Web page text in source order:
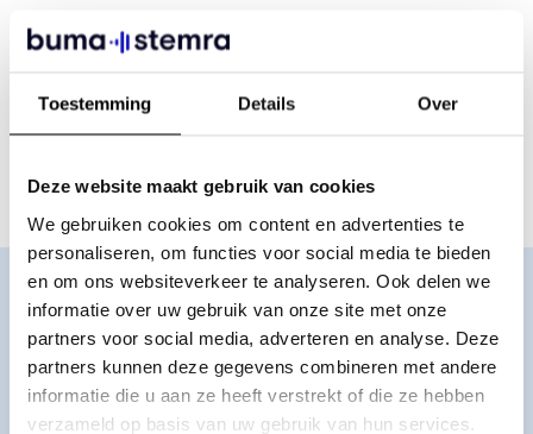
Toestemming Details Over
Deze website maakt gebruik van cookies
We gebruiken cookies om content en advertenties te
personaliseren, om functies voor social media te bieden
en om ons websiteverkeer te analyseren. Ook delen we
informatie over uw gebruik van onze site met onze
partners voor social media, adverteren en analyse. Deze
partners kunnen deze gegevens combineren met andere
informatie die u aan ze heeft verstrekt of die ze hebben
verzameld op basis van uw gebruik van hun services.
DeNMUVis de Nederlandse Muziek Uitgevers Vereniging.
wat er gebeurt in het uitgeverswerkveld. Ook kun je er
terecht voor belangenbehartiging, juridisch advies en
Word lid
MijnBumaStemra
Licentie afsluiten
Titelcatalogus
Veelgestelde vragen